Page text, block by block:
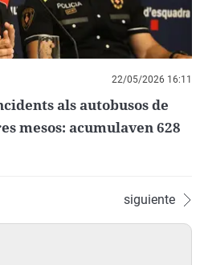
22/05/2026 16:11
als autobusos de
mesos: acumulaven 628
siguiente